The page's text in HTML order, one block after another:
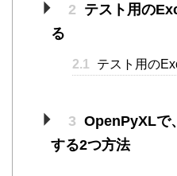
2 テスト用の
る
2.1 テスト用の
3 OpenPyXLで
する2つ方法